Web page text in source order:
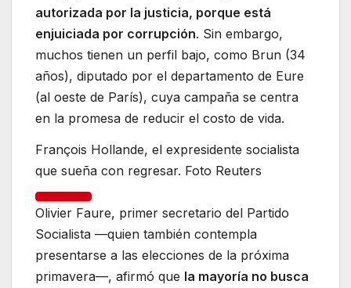
autorizada por la justicia, porque está
enjuiciada por corrupción. Sin embargo,
muchos tienen un perfil bajo, como Brun (34
años), diputado por el departamento de Eure
(al oeste de París), cuya campaña se centra
en la promesa de reducir el costo de vida.
François Hollande, el expresidente socialista
que sueña con regresar. Foto Reuters
Olivier Faure, primer secretario del Partido
Socialista —quien también contempla
presentarse a las elecciones de la próxima
primavera—, afirmó que la mayoría no busca